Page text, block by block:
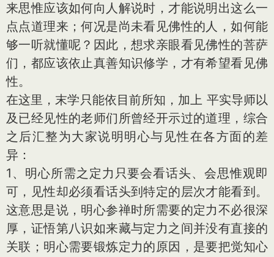
来思惟应该如何向人解说时，才能说明出这么一
点点道理来；何况是尚未看见佛性的人，如何能
够一听就懂呢？因此，想求亲眼看见佛性的菩萨
们，都应该依止真善知识修学，才有希望看见佛
性。
在这里，末学只能依目前所知，加上 平实导师以
及已经见性的老师们所曾经开示过的道理，综合
之后汇整为大家说明明心与见性在各方面的差
异：
1、明心所需之定力只要会看话头、会思惟观即
可，见性却必须看话头到特定的层次才能看到。
这意思是说，明心参禅时所需要的定力不必很深
厚，证悟第八识如来藏与定力之间并没有直接的
关联；明心需要锻炼定力的原因，是要把觉知心